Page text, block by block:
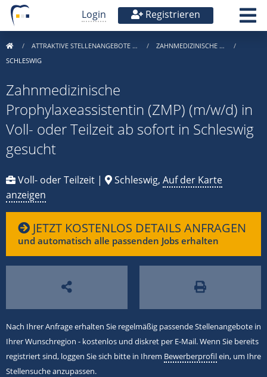
Login Registrieren
ATTRAKTIVE STELLENANGEBOTE …
ZAHNMEDIZINISCHE …
SCHLESWIG
Zahnmedizinische
Prophylaxeassistentin (ZMP) (m/w/d) in
Voll- oder Teilzeit ab sofort in Schleswig
gesucht
Voll- oder Teilzeit | Schleswig, Auf der Karte
anzeigen
JETZT KOSTENLOS DETAILS ANFRAGEN
und automatisch alle passenden Jobs erhalten
Nach Ihrer Anfrage erhalten Sie regelmäßig passende Stellenangebote in
Ihrer Wunschregion - kostenlos und diskret per E-Mail. Wenn Sie bereits
registriert sind, loggen Sie sich bitte in Ihrem Bewerberprofilein, um Ihre
Stellensuche anzupassen.